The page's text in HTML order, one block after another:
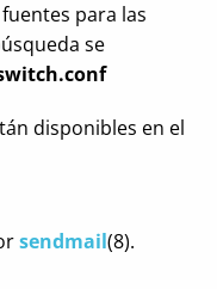
para las
se
disponibles en el
sendmail(8).